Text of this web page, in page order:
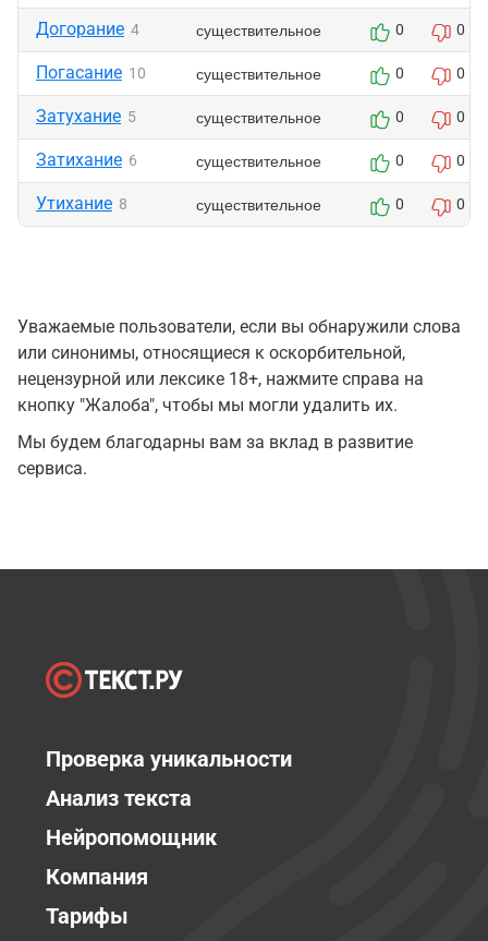
Догорание 4 существительное 0 0
Погасание 10 существительное 0 0
Затухание 5 существительное 0 0
Затихание 6 существительное 0 0
Утихание 8 существительное 0 0
Уважаемые пользователи, если вы обнаружили слова
или синонимы, относящиеся к оскорбительной,
нецензурной или лексике 18+, нажмите справа на
кнопку "Жалоба", чтобы мы могли удалить их.
Мы будем благодарны вам за вклад в развитие
сервиса.
Проверка уникальности
Анализ текста
Нейропомощник
Компания
Тарифы